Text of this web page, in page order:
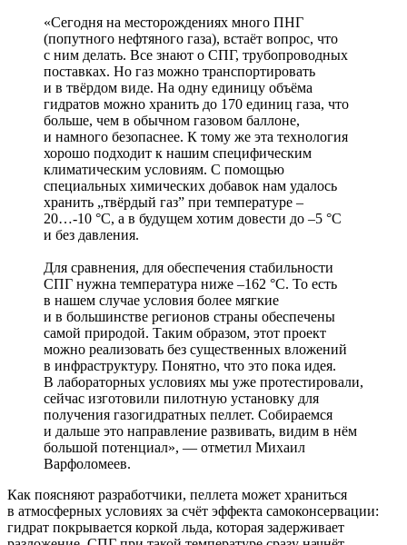
«Сегодня на месторождениях много ПНГ
(попутного нефтяного газа), встаёт вопрос, что
с ним делать. Все знают о СПГ, трубопроводных
поставках. Но газ можно транспортировать
и в твёрдом виде. На одну единицу объёма
гидратов можно хранить до 170 единиц газа, что
больше, чем в обычном газовом баллоне,
и намного безопаснее. К тому же эта технология
хорошо подходит к нашим специфическим
климатическим условиям. С помощью
специальных химических добавок нам удалось
хранить „твёрдый газ” при температуре –
20…-10 °C, а в будущем хотим довести до –5 °C
и без давления.
Для сравнения, для обеспечения стабильности
СПГ нужна температура ниже –162 °C. То есть
в нашем случае условия более мягкие
и в большинстве регионов страны обеспечены
самой природой. Таким образом, этот проект
можно реализовать без существенных вложений
в инфраструктуру. Понятно, что это пока идея.
В лабораторных условиях мы уже протестировали,
сейчас изготовили пилотную установку для
получения газогидратных пеллет. Собираемся
и дальше это направление развивать, видим в нём
большой потенциал», ― отметил Михаил
Варфоломеев.
Как поясняют разработчики, пеллета может храниться
в атмосферных условиях за счёт эффекта самоконсервации:
гидрат покрывается коркой льда, которая задерживает